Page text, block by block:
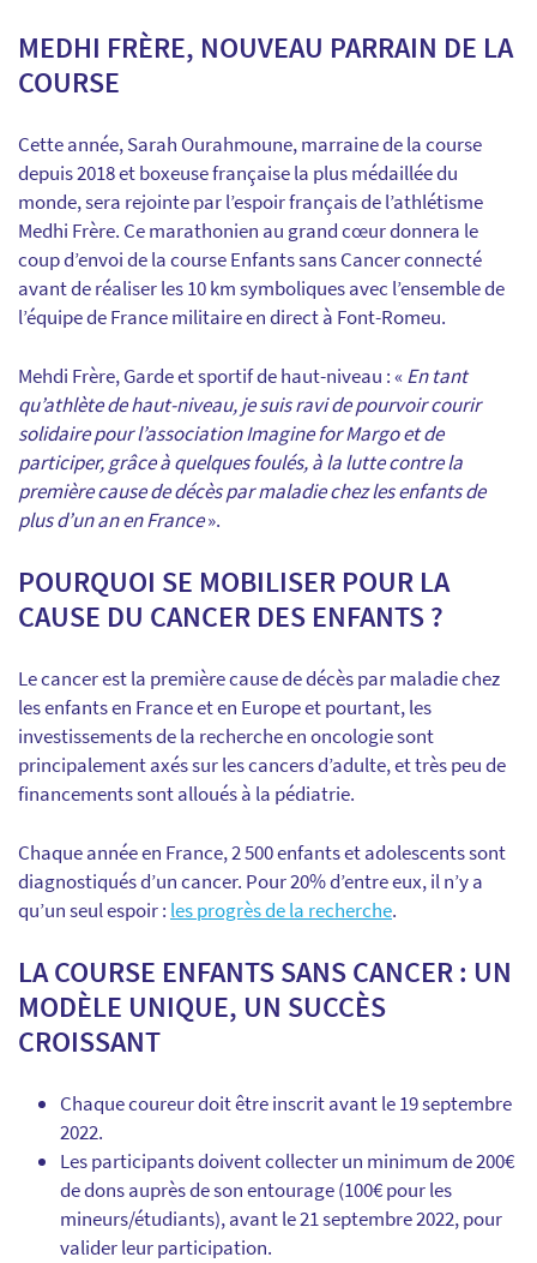
MEDHI FRÈRE, NOUVEAU PARRAIN DE LA
COURSE
Cette année, Sarah Ourahmoune, marraine de la course
depuis 2018 et boxeuse française la plus médaillée du
monde, sera rejointe par l’espoir français de l’athlétisme
Medhi Frère. Ce marathonien au grand cœur donnera le
coup d’envoi de la course Enfants sans Cancer connecté
avant de réaliser les 10 km symboliques avec l’ensemble de
l’équipe de France militaire en direct à Font-Romeu.
Mehdi Frère, Garde et sportif de haut-niveau : «En tant
qu’athlète de haut-niveau, je suis ravi de pourvoir courir
solidaire pour l’association Imagine for Margo et de
participer, grâce à quelques foulés, à la lutte contre la
première cause de décès par maladie chez les enfants de
plus d’un an en France».
POURQUOI SE MOBILISER POUR LA
CAUSE DU CANCER DES ENFANTS ?
Le cancer est la première cause de décès par maladie chez
les enfants en France et en Europe et pourtant, les
investissements de la recherche en oncologie sont
principalement axés sur les cancers d’adulte, et très peu de
financements sont alloués à la pédiatrie.
Chaque année en France, 2 500 enfants et adolescents sont
diagnostiqués d’un cancer. Pour 20% d’entre eux, il n’y a
qu’un seul espoir : les progrès de la recherche.
LA COURSE ENFANTS SANS CANCER : UN
MODÈLE UNIQUE, UN SUCCÈS
CROISSANT
Chaque coureur doit être inscrit avant le 19 septembre
2022.
Les participants doivent collecter un minimum de 200€
de dons auprès de son entourage (100€ pour les
mineurs/étudiants), avant le 21 septembre 2022, pour
valider leur participation.